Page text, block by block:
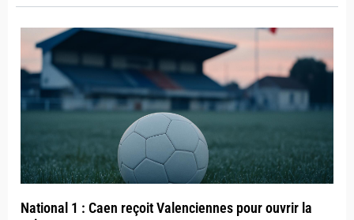
National 1 : Caen reçoit Valenciennes pour ouvrir la